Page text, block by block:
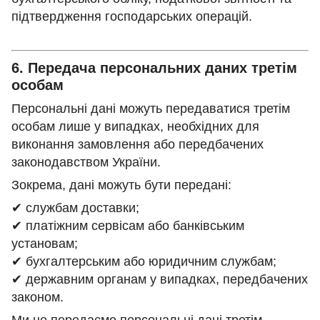
підтвердження господарських операцій.
6. Передача персональних даних третім
особам
Персональні дані можуть передаватися третім
особам лише у випадках, необхідних для
виконання замовлення або передбачених
законодавством України.
Зокрема, дані можуть бути передані:
✔ службам доставки;
✔ платіжним сервісам або банківським
установам;
✔ бухгалтерським або юридичним службам;
✔ державним органам у випадках, передбачених
законом.